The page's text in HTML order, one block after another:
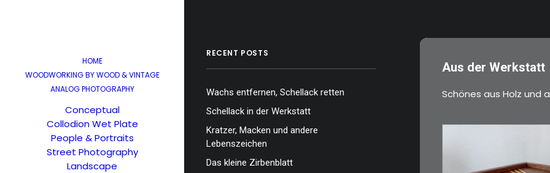
HOME
WOODWORKING BY WOOD & VINTAGE
ANALOG PHOTOGRAPHY
Conceptual
Collodion Wet Plate
People & Portraits
Street Photography
Landscape
RECENT POSTS
Wachs entfernen, Schellack retten
Schellack in der Werkstatt
Kratzer, Macken und andere
Lebenszeichen
Das kleine Zirbenblatt
Aus der Werkstatt
Schönes aus Holz und